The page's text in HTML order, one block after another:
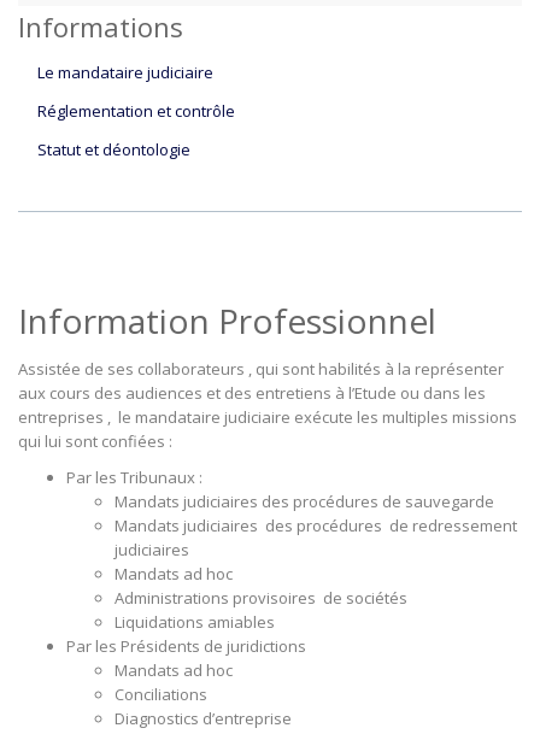
Informations
Le mandataire judiciaire
Réglementation et contrôle
Statut et déontologie
Information Professionnel
Assistée de ses collaborateurs , qui sont habilités à la représenter
aux cours des audiences et des entretiens à l’Etude ou dans les
entreprises , le mandataire judiciaire exécute les multiples missions
qui lui sont confiées :
Par les Tribunaux :
Mandats judiciaires des procédures de sauvegarde
Mandats judiciaires des procédures de redressement
judiciaires
Mandats ad hoc
Administrations provisoires de sociétés
Liquidations amiables
Par les Présidents de juridictions
Mandats ad hoc
Conciliations
Diagnostics d’entreprise